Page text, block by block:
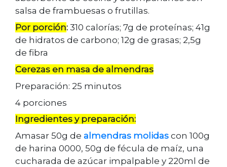
salsa de frambuesas o frutillas.
Por porción: 310 calorías; 7g de proteínas; 41g
de hidratos de carbono; 12g de grasas; 2,5g
de fibra
Cerezas en masa de almendras
Preparación: 25 minutos
4 porciones
Ingredientes y preparación:
Amasar 50g de almendras molidas con 100g
de harina 0000, 50g de fécula de maíz, una
cucharada de azúcar impalpable y 220ml de